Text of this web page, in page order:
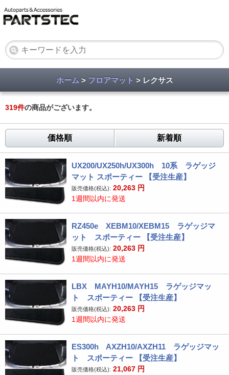
ホーム > フロアマット > レクサス
319件の商品がございます。
価格順 新着順
UX200/UX250h/UX300h 10系 ラゲッジ
マット スポーティー 【受注生産】
販売価格(税込): 20,263 円
1週間以内に発送
RZ450e XEBM10/XEBM15 ラゲッジマ
ット スポーティー 【受注生産】
販売価格(税込): 20,263 円
1週間以内に発送
LBX MAYH10/MAYH15 ラゲッジマッ
ト スポーティー 【受注生産】
販売価格(税込): 20,263 円
1週間以内に発送
ES300h AXZH10/AXZH11 ラゲッジマッ
ト スポーティー 【受注生産】
販売価格(税込): 21,067 円